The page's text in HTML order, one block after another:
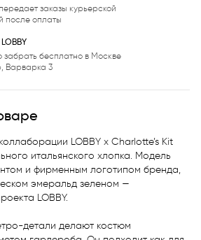
заказы курьерской
после оплаты
бесплатно в Москве
Варварка 3
LOBBY x Charlotte’s Kit
итальянского хлопка. Модель
и фирменным логотипом бренда,
эмеральд зеленом —
LOBBY.
детали делают костюм